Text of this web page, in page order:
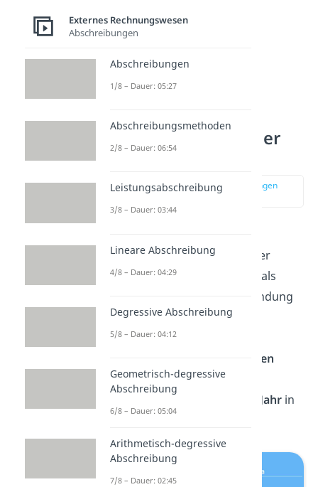
Gewinnvortrag in der
Bilanz
zur Stelle im Video springen
Verlustvortrag musst du in der
Bilanzals Teil des Eigenkapitals
separat angeben. Vor Verwendung
des Gewinns wird der
Gewinnvortrag
letzten
Geschäftsjahrund der
Jahresabschluss
diesem Jahr in
der Bilanz angegeben.
Externes Rechnungswesen
Abschreibungen
Abschreibungen
1/8 – Dauer: 05:27
Abschreibungsmethoden
2/8 – Dauer: 06:54
Leistungsabschreibung
3/8 – Dauer: 03:44
Lineare Abschreibung
4/8 – Dauer: 04:29
Degressive Abschreibung
5/8 – Dauer: 04:12
Geometrisch-degressive
Abschreibung
6/8 – Dauer: 05:04
Arithmetisch-degressive
Abschreibung
7/8 – Dauer: 02:45